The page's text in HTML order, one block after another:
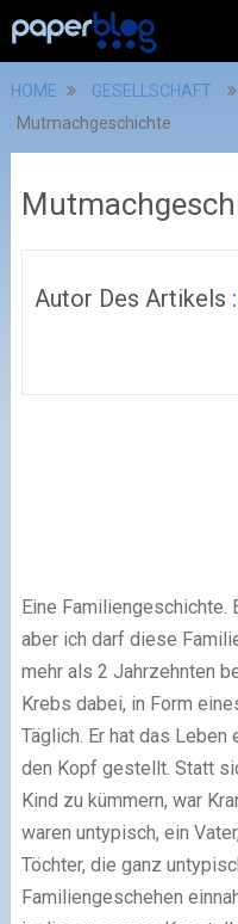
HOME GESELLSCHAFT
Mutmachgeschichte
Autor Des Artikels :
Eine Familiengeschichte.
aber ich darf diese
mehr als 2 Jahrzehnten
Krebs dabei, in Form
Täglich. Er hat das
den Kopf gestellt. Statt
Kind zu kümmern, war
waren untypisch, ein
Töchter, die ganz
Familiengeschehen